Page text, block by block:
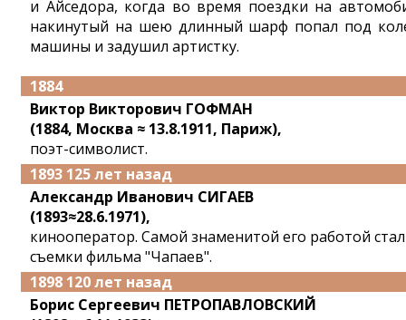
и Айседора, когда во время поездки на
накинутый на шею длинный шарф попал под
машины и задушил артистку.
1884
Виктор Викторович ГОФМАН
(1884, Москва ≈ 13.8.1911, Париж),
поэт-символист.
1893 125 лет назад
Александр Иванович СИГАЕВ
(1893≈28.6.1971),
кинооператор. Самой знаменитой его работой
съемки фильма "Чапаев".
1898 120 лет назад
Борис Сергеевич ПЕТРОПАВЛОВСКИЙ